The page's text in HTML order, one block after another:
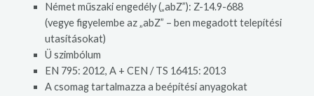
Német műszaki engedély („abZ”): Z-14.9-688
(vegye figyelembe az „abZ” – ben megadott telepítési
utasításokat)
Ü szimbólum
EN 795: 2012, A + CEN / TS 16415: 2013
A csomag tartalmazza a beépítési anyagokat